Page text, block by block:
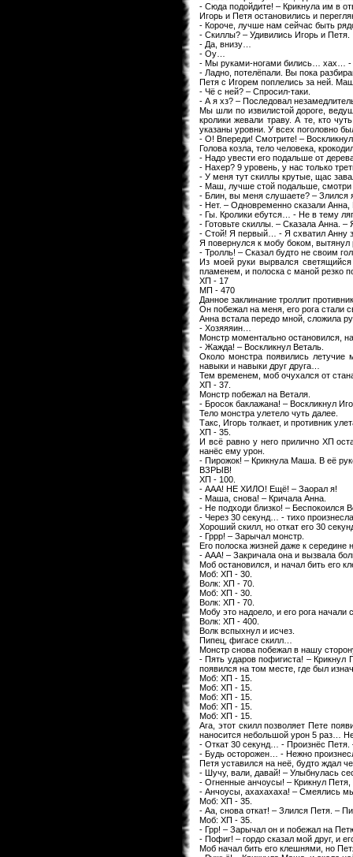
- Сюда подойдите! – Крикнула им в
Игорь и Петя остановились и
- Короче, лучше нам сейчас быть
- Скиллы? – Удивились Игорь и Петя.
- Да, внизу…
- Оу…
- Мы руками-ногами бились… хах… -
- Ладно, потелёпали. Вы пока
Петя с Игорем поплелись за ней.
- Чё с ней? – Спросил-таки.
- А я хз? – Последовал
Мы шли по извилистой дороге,
кролики жевали траву. А те, кто
указаны уровни. У всех поголовно
- О! Впереди! Смотрите! –
Голова козла, тело человека,
- Надо увести его подальше от
- Нахер? 9 уровень, у нас только
- У меня тут скиллы крутые, щас
- Маш, лучше стой подальше,
- Блин, вы меня слушаете? – Злился
- Нет. – Одновременно сказали Анна,
- Гы. Кролики ебутся… - Не в тему
- Готовьте скиллы. – Сказала Анна. –
- Стой! Я первый… - Я схватил Анну
Я повернулся к мобу боком, вытянул
- Тролль! – Сказал будто не своим
Из моей руки вырвался
пламенем, и полоска с маной резко
ХП - 17
МП - 470
Данное заклинание троллит
Он побежал на меня, его рога стали
Анна встала передо мной, сложила
- Хозяяяин…
Монстр моментально остановился,
- Жажда! – Воскликнул Веталь.
Около монстра появились летучие
навыки и навыки друг друга…
Тем временем, моб очухался от
ХП - 37.
Монстр побежал на Веталя.
- Бросок баклажана! – Воскликнул
Тело монстра улетело чуть далее.
Такс, Игорь толкает, и противник
ХП - 35.
И всё равно у него прилично ХП
нанёс ему урон.
- Пирожок! – Крикнула Маша. В её
ВЗРЫВ!
ХП - 100.
- ААА! НЕ ХИЛО! Ещё! – Заорал я!
- Маша, снова! – Кричала Анна.
- Не подходи близко! – Беспокоился
- Через 30 секунд… - тихо
Хороший скилл, но откат его 30
- Гррр! – Зарычал монстр.
Его полоска жизней даже к
- ААА! – Закричала она и вызвала
Моб остановился, и начал бить его
Моб: ХП - 30.
Волк: ХП - 70.
Моб: ХП - 30.
Волк: ХП - 70.
Мобу это надоело, и его рога начали
Волк: ХП - 400.
Волк вспыхнул и исчез.
Пипец, фигасе скилл…
Монстр снова побежал в нашу
- Пять ударов пофигиста! – Крикнул
появился на том месте, где был
Моб: ХП - 15.
Моб: ХП - 15.
Моб: ХП - 15.
Моб: ХП - 15.
Моб: ХП - 15.
Ага, этот скилл позволяет Пете
наносится небольшой урон 5 раз…
- Откат 30 секунд… - Произнёс Петя.
- Будь осторожен… - Нежно
Петя уставился на неё, будто ждал
- Шучу, вали, давай! – Улыбнулась
- Огненные анчоусы! – Крикнул Петя,
- Анчоусы, ахахахаха! – Смеялись
Моб: ХП - 35.
- Аа, снова откат! – Злился Петя. –
Моб: ХП - 35.
- Грр! – Зарычал он и побежал на
- Пофиг! – гордо сказал мой друг, и
Моб начал бить его клешнями, но